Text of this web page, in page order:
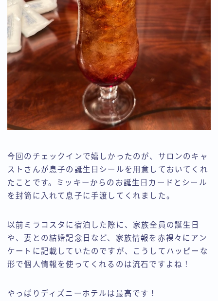
今回のチェックインで嬉しかったのが、サロンのキャ
ストさんが息子の誕生日シールを用意しておいてくれ
たことです。ミッキーからのお誕生日カードとシール
を封筒に入れて息子に手渡してくれました。
以前ミラコスタに宿泊した際に、家族全員の誕生日
や、妻との結婚記念日など、家族情報を赤裸々にアン
ケートに記載していたのですが、こうしてハッピーな
形で個人情報を使ってくれるのは流石ですよね！
やっぱりディズニーホテルは最高です！